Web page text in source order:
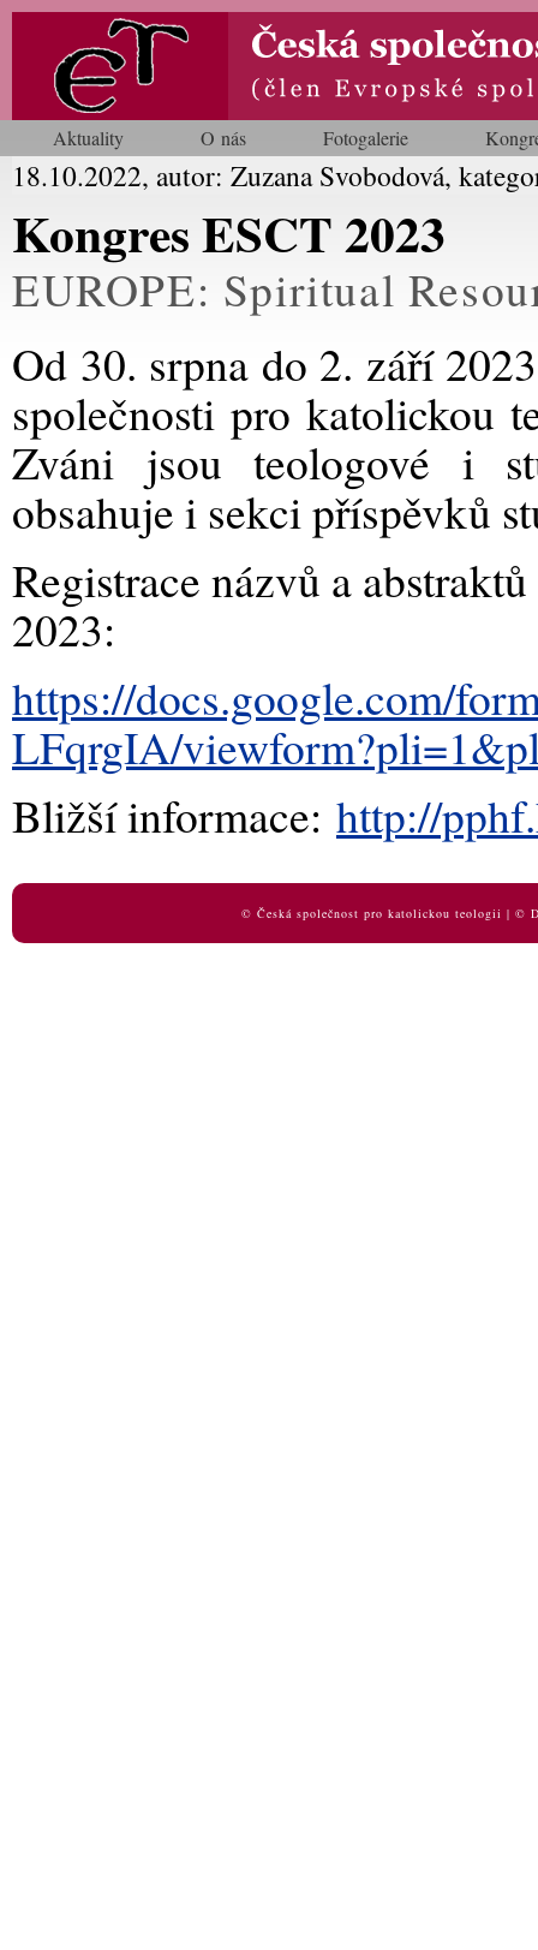
Aktuality O nás Fotogalerie
18.10.2022, autor: Zuzana Svobodová,
Kongres ESCT 2023
EUROPE: Spiritual
Od 30. srpna do 2. září
společnosti pro katolickou
Zváni jsou teologové i
obsahuje i sekci příspěvků
Registrace názvů a
2023:
https://docs.google.com/
LFqrgIA/
Bližší informace: http://
© Česká společnost pro katolickou teologii | ©